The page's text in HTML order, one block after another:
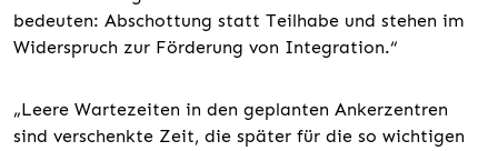
bedeuten: Abschottung statt Teilhabe und stehen im
Widerspruch zur Förderung von Integration.“
„Leere Wartezeiten in den geplanten Ankerzentren
sind verschenkte Zeit, die später für die so wichtigen